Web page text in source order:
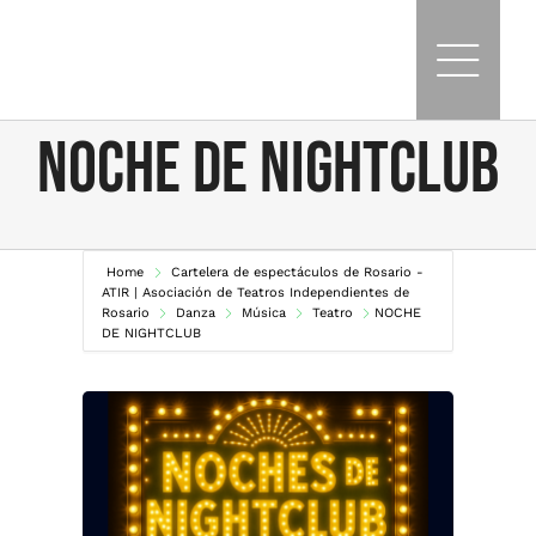
NOCHE DE NIGHTCLUB
Home
Cartelera de espectáculos de Rosario -
ATIR | Asociación de Teatros Independientes de
Rosario
Danza Música Teatro
NOCHE
DE NIGHTCLUB